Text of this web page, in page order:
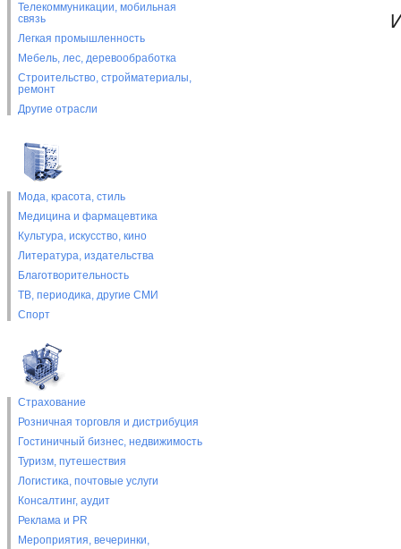
Телекоммуникации, мобильная
связь
Легкая промышленность
Мебель, лес, деревообработка
Строительство, стройматериалы,
ремонт
Другие отрасли
Мода, красота, стиль
Медицина и фармацевтика
Культура, искусство, кино
Литература, издательства
Благотворительность
ТВ, периодика, другие СМИ
Спорт
Страхование
Розничная торговля и дистрибуция
Гостиничный бизнес, недвижимость
Туризм, путешествия
Логистика, почтовые услуги
Консалтинг, аудит
Реклама и PR
Мероприятия, вечеринки,